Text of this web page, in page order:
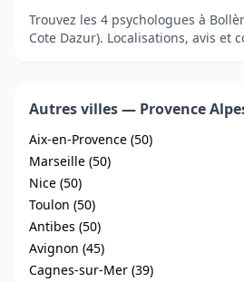
Trouvez les 4 psychologues à
Cote Dazur). Localisations, avis et
Autres villes — Provence
Aix-en-Provence (50)
Marseille (50)
Nice (50)
Toulon (50)
Antibes (50)
Avignon (45)
Cagnes-sur-Mer (39)